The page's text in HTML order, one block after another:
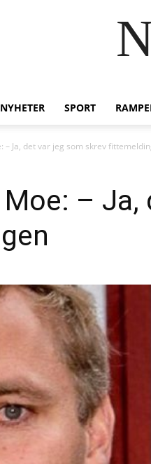
NYHETER SPORT
– Ja, det var jeg som skrev
–